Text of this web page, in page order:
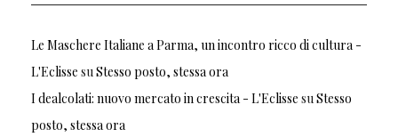
Le Maschere Italiane a Parma, un incontro ricco di cultura -
L'Eclisse su Stesso posto, stessa ora
I dealcolati: nuovo mercato in crescita - L'Eclisse su Stesso
posto, stessa ora